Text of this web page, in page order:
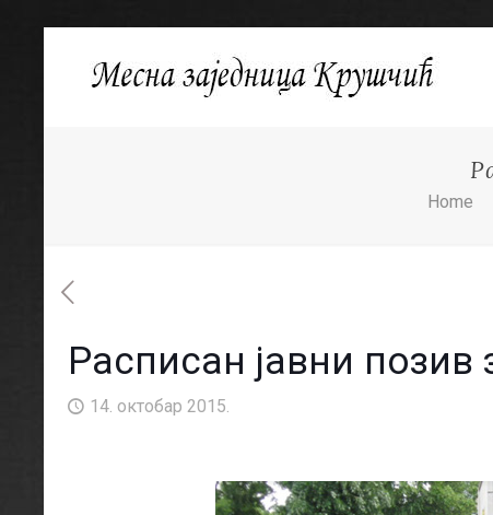
Home
Расписан јавни позив
14. октобар 2015.